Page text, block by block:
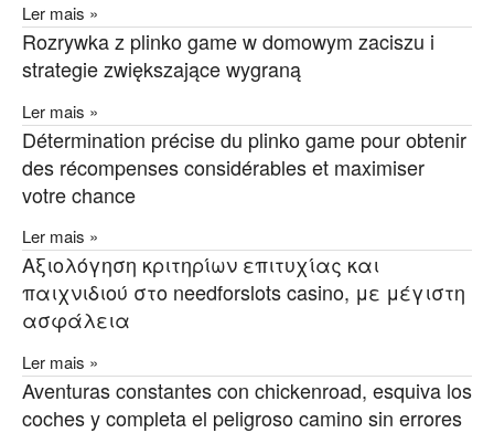
Ler mais »
Rozrywka z plinko game w domowym zaciszu i
strategie zwiększające wygraną
Ler mais »
Détermination précise du plinko game pour obtenir
des récompenses considérables et maximiser
votre chance
Ler mais »
Αξιολόγηση κριτηρίων επιτυχίας και
παιχνιδιού στο needforslots casino, με μέγιστη
ασφάλεια
Ler mais »
Aventuras constantes con chickenroad, esquiva los
coches y completa el peligroso camino sin errores